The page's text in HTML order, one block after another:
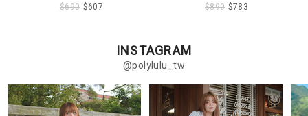
$690 $607
$890 $783
INSTAGRAM
@polylulu_tw